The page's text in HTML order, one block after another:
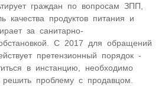
граждан по вопросам ЗПП,
качества продуктов питания и
за санитарно-
С 2017 для обращений
претензионный порядок -
в инстанцию, необходимо
решить проблему с продавцом.